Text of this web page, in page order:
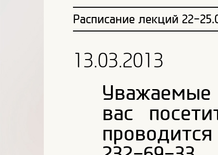
Расписание лекций 22-
13.03.2013
Уважаемые
вас